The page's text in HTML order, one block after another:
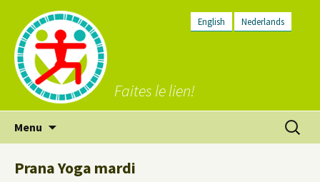
English Nederlands
Faites le lien!
Menu
Prana Yoga mardi